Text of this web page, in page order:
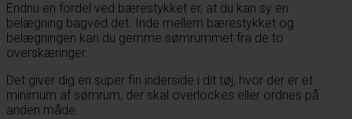
Endnu en fordel ved bærestykket er, at du kan sy en
belægning bagved det. Inde mellem bærestykket og
belægningen kan du gemme sømrummet fra de to
overskæringer.
Det giver dig en super fin inderside i dit tøj, hvor der er et
minimum af sømrum, der skal overlockes eller ordnes på
anden måde.